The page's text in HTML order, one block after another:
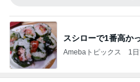
スシローで1番高か
Amebaトピックス 1